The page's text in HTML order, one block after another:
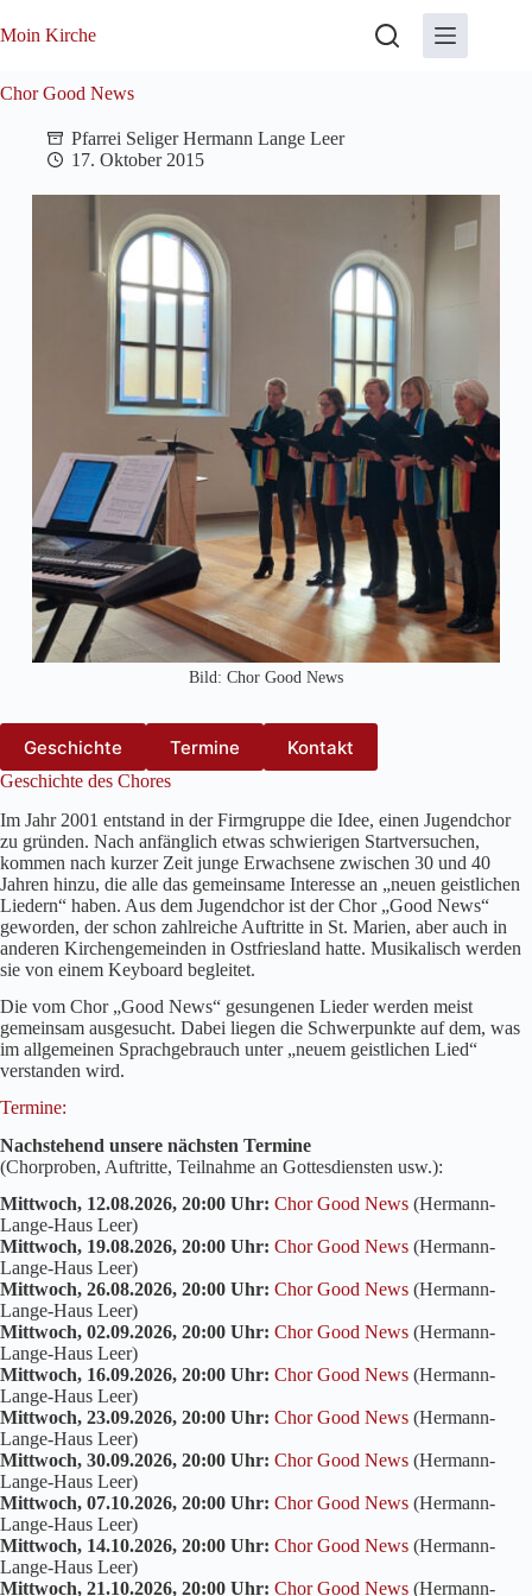
Inhalt
Moin Kirche
Chor Good News
Pfarrei Seliger Hermann Lange Leer
17. Oktober 2015
Bild: Chor Good News
Geschichte Termine Kontakt
Geschichte des Chores
Im Jahr 2001 entstand in der Firmgruppe die Idee, einen Jugendchor
zu gründen. Nach anfänglich etwas schwierigen Startversuchen,
kommen nach kurzer Zeit junge Erwachsene zwischen 30 und 40
Jahren hinzu, die alle das gemeinsame Interesse an „neuen geistlichen
Liedern“ haben. Aus dem Jugendchor ist der Chor „Good News“
geworden, der schon zahlreiche Auftritte in St. Marien, aber auch in
anderen Kirchengemeinden in Ostfriesland hatte. Musikalisch werden
sie von einem Keyboard begleitet.
Die vom Chor „Good News“ gesungenen Lieder werden meist
gemeinsam ausgesucht. Dabei liegen die Schwerpunkte auf dem, was
im allgemeinen Sprachgebrauch unter „neuem geistlichen Lied“
verstanden wird.
Termine:
Nachstehend unsere nächsten Termine
(Chorproben, Auftritte, Teilnahme an Gottesdiensten usw.):
Mittwoch, 12.08.2026, 20:00 Uhr: Chor Good News (Hermann-
Lange-Haus Leer)
Mittwoch, 19.08.2026, 20:00 Uhr: Chor Good News (Hermann-
Lange-Haus Leer)
Mittwoch, 26.08.2026, 20:00 Uhr: Chor Good News (Hermann-
Lange-Haus Leer)
Mittwoch, 02.09.2026, 20:00 Uhr: Chor Good News (Hermann-
Lange-Haus Leer)
Mittwoch, 16.09.2026, 20:00 Uhr: Chor Good News (Hermann-
Lange-Haus Leer)
Mittwoch, 23.09.2026, 20:00 Uhr: Chor Good News (Hermann-
Lange-Haus Leer)
Mittwoch, 30.09.2026, 20:00 Uhr: Chor Good News (Hermann-
Lange-Haus Leer)
Mittwoch, 07.10.2026, 20:00 Uhr: Chor Good News (Hermann-
Lange-Haus Leer)
Mittwoch, 14.10.2026, 20:00 Uhr: Chor Good News (Hermann-
Lange-Haus Leer)
Mittwoch, 21.10.2026, 20:00 Uhr: Chor Good News (Hermann-